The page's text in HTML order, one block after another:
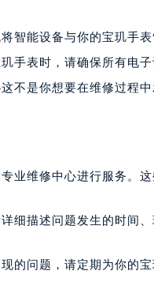
智能设备与你的宝玑手
手表时，请确保所有电
是你想要在维修过程中
业维修中心进行服务。
细描述问题发生的时间
的问题，请定期为你的宝